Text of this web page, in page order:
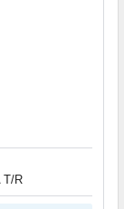
T/R